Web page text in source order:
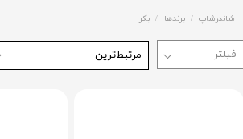
خروج از حساب کاربری
شاندرشاپ برندها بکر
مرتبط‌ترین